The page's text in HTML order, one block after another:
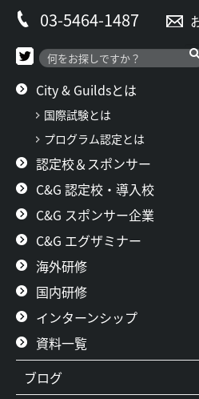
03-5464-1487
City & Guildsとは
国際試験とは
プログラム認定とは
認定校＆スポンサー
C&G 認定校・導入校
C&G スポンサー企業
C&G エグザミナー
海外研修
国内研修
インターンシップ
資料一覧
ブログ